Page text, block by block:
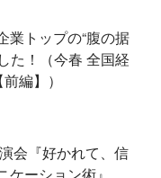
トップの“腹の据
た！（今春 全国経
編】）
会『好かれて、信
ーション術』